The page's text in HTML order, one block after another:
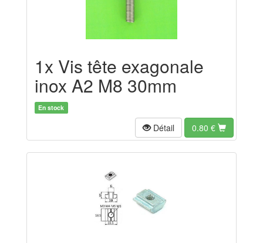
1x Vis tête exagonale
inox A2 M8 30mm
En stock
Détail 0.80 €